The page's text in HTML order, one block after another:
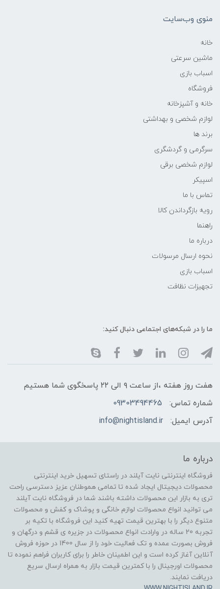
منوی وب‌سایت
خانه
ماشین سرعتی
اسباب بازی
فروشگاه
خانه و آشپزخانه
لوازم شخصی و بهداشتی
برند ها
سرگرمی و گردشگری
لوازم شخصی برقی
اسپیکر
تماس با ما
رویه بازگرداندن کالا
راهنما
درباره ما
نحوه ارسال مرسولات
اسباب بازی
تجهیزات نظافت
ما را در شبکه‌های اجتماعی دنبال کنید:
هفت روز هفته ،از ساعت ۹ الی ۲۲ پاسخگوی شما هستیم
شماره تماس:
09303494465
آدرس ایمیل:
info@nightisland.ir
درباره ما
فروشگاه اینترنتی نایت آیلند در راستای تسهیل خرید اینترنتی
محصولات دیجیتال ایجاد شده تا تمامی هموطنان عزیز دسترسی راحت
تری به بازار این محصولات داشته باشند شما در فروشگاه نایت آیلند
می توانید انواع محصولات لوازم خانگی و پوشاک و کفش و محصولات
متنوع دیگر را با بهترین قیمت تهیه کنید این فروشگاه با تکیه بر
تجربه 20 ساله در وارادت انواع محصولات در جزیره ی قشم و درگهان و
فروش بصورت عمده و تک فعالیت خود را از سال 1400 در حوزه فروش
آنلاین آغاز کرده است و این اطمینان خاطر را برای کاربران فراهم نموده تا
محصولات اورجینال را با کمترین قیمت بازار به همراه ارسال سریع
دریافت نمایند.